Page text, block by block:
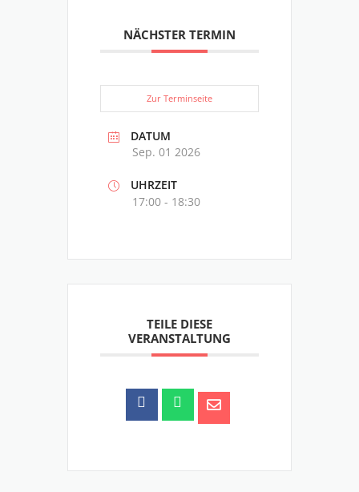
NÄCHSTER TERMIN
Zur Terminseite
DATUM
Sep. 01 2026
UHRZEIT
17:00 - 18:30
TEILE DIESE
VERANSTALTUNG